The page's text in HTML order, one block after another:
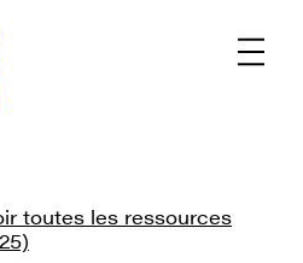
Menu
toutes les ressources